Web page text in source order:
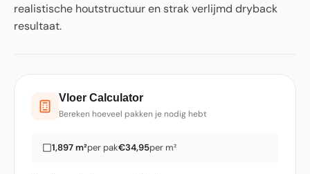
realistische houtstructuur en strak verlijmd dryback
resultaat.
Vloer Calculator
Bereken hoeveel pakken je nodig hebt
1,897 m²per pak€34,95per m²